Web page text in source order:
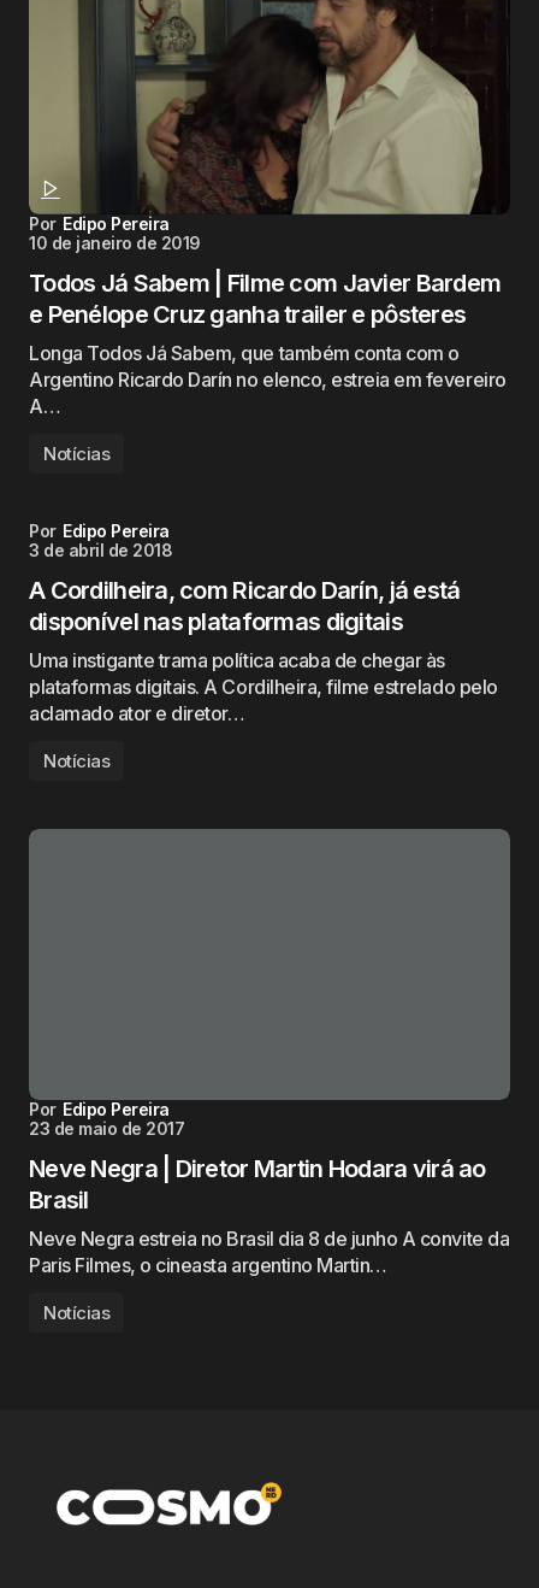
Por Edipo Pereira
10 de janeiro de 2019
Todos Já Sabem | Filme com Javier Bardem
e Penélope Cruz ganha trailer e pôsteres
Longa Todos Já Sabem, que também conta com o
Argentino Ricardo Darín no elenco, estreia em fevereiro
A…
Notícias
Por Edipo Pereira
3 de abril de 2018
A Cordilheira, com Ricardo Darín, já está
disponível nas plataformas digitais
Uma instigante trama política acaba de chegar às
plataformas digitais. A Cordilheira, filme estrelado pelo
aclamado ator e diretor…
Notícias
Por Edipo Pereira
23 de maio de 2017
Neve Negra | Diretor Martin Hodara virá ao
Brasil
Neve Negra estreia no Brasil dia 8 de junho A convite da
Paris Filmes, o cineasta argentino Martin…
Notícias